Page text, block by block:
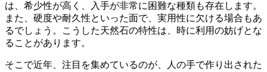
は、希少性が高く、入手が非常に困難な種類も存在します。
また、硬度や耐久性といった面で、実用性に欠ける場合もあ
るでしょう。こうした天然石の特性は、時に利用の妨げとな
ることがあります。
そこで近年、注目を集めているのが、人の手で作り出された